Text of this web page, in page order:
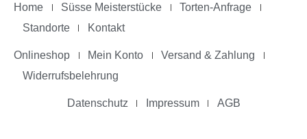
Home Süsse Meisterstücke
Torten-Anfrage
Standorte
Kontakt
Onlineshop Mein Konto
Versand & Zahlung
Widerrufsbelehrung
Datenschutz Impressum AGB